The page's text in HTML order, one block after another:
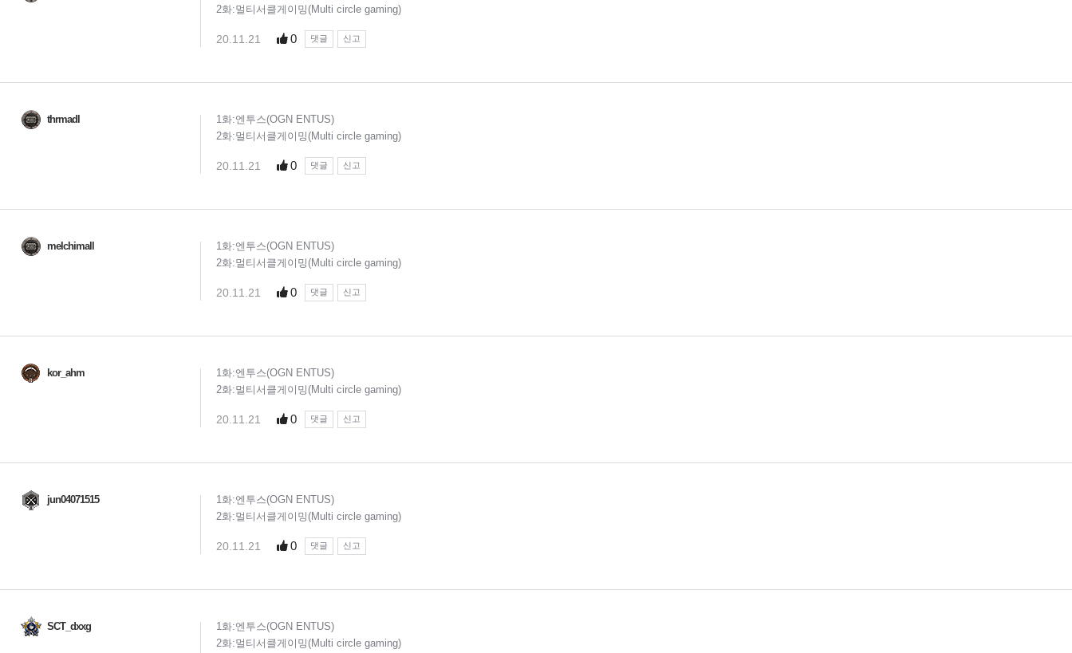
2화:멀티서클게이밍(Multi circle gaming)
20.11.21 0 댓글 신고
thrmadl
1화:엔투스(OGN ENTUS)
2화:멀티서클게이밍(Multi circle gaming)
20.11.21 0 댓글 신고
melchimall
1화:엔투스(OGN ENTUS)
2화:멀티서클게이밍(Multi circle gaming)
20.11.21 0 댓글 신고
kor_ahm
1화:엔투스(OGN ENTUS)
2화:멀티서클게이밍(Multi circle gaming)
20.11.21 0 댓글 신고
jun04071515
1화:엔투스(OGN ENTUS)
2화:멀티서클게이밍(Multi circle gaming)
20.11.21 0 댓글 신고
SCT_dxxg
1화:엔투스(OGN ENTUS)
2화:멀티서클게이밍(Multi circle gaming)